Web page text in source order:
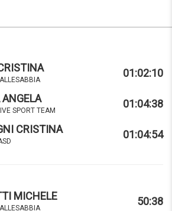
01:02:10
ANGELA
SPORT TEAM
01:04:38
CRISTINA 01:04:54
MICHELE 50:38